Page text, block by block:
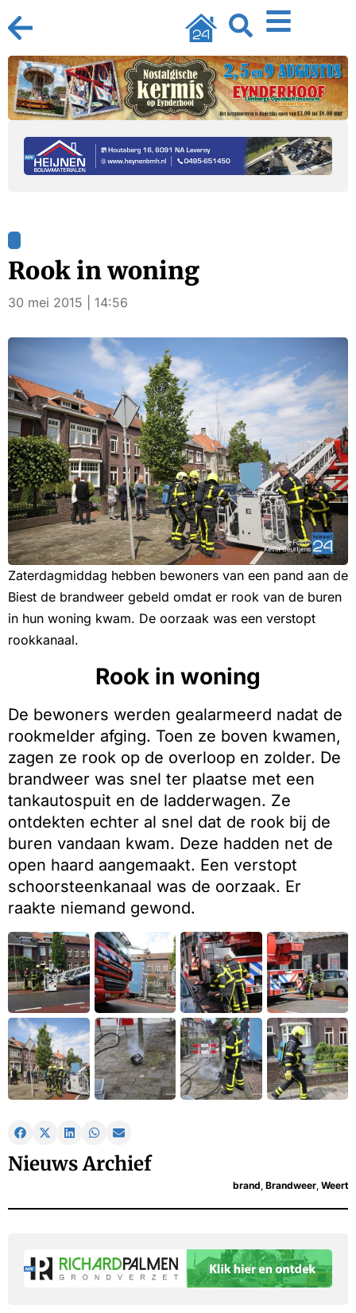
Rook in woning
30 mei 2015 | 14:56
Zaterdagmiddag hebben bewoners van een pand aan de
Biest de brandweer gebeld omdat er rook van de buren
in hun woning kwam. De oorzaak was een verstopt
rookkanaal.
Rook in woning
De bewoners werden gealarmeerd nadat de
rookmelder afging. Toen ze boven kwamen,
zagen ze rook op de overloop en zolder. De
brandweer was snel ter plaatse met een
tankautospuit en de ladderwagen. Ze
ontdekten echter al snel dat de rook bij de
buren vandaan kwam. Deze hadden net de
open haard aangemaakt. Een verstopt
schoorsteenkanaal was de oorzaak. Er
raakte niemand gewond.
Nieuws Archief
brand Brandweer Weert